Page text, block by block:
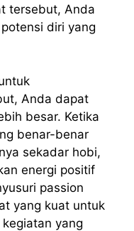
tersebut, Anda
diri yang
Anda dapat
besar. Ketika
benar-benar
sekadar hobi,
energi positif
passion
yang kuat untuk
yang